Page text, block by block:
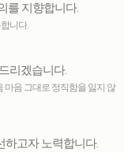
를 지향합니다.
니다.
리겠습니다.
마음 그대로 정직함을 잃지 않
하고자 노력합니다.